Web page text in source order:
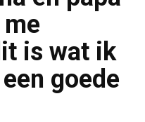
is wat ik
goede